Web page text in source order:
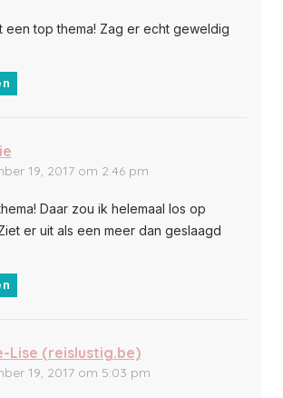
een top thema! Zag er echt geweldig
19, 2017 om 2:46 pm
Daar zou ik helemaal los op
er uit als een meer dan geslaagd
Lise (reislustig.be)
19, 2017 om 5:03 pm